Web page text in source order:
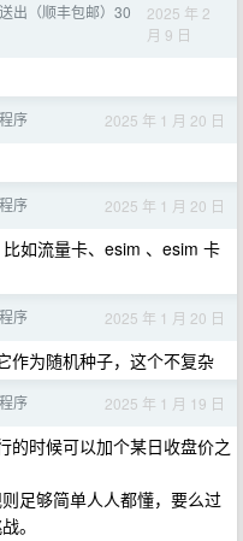
出（顺丰包邮）30
2025 年 2
月 9 日
序 2025 年 1 月 20 日
序 2025 年 1 月 20 日
如流量卡、esim 、esim 卡
序 2025 年 1 月 20 日
作为随机种子，这个不复杂
序 2025 年 1 月 19 日
的时候可以加个某日收盘价之
足够简单人人都懂，要么过
。